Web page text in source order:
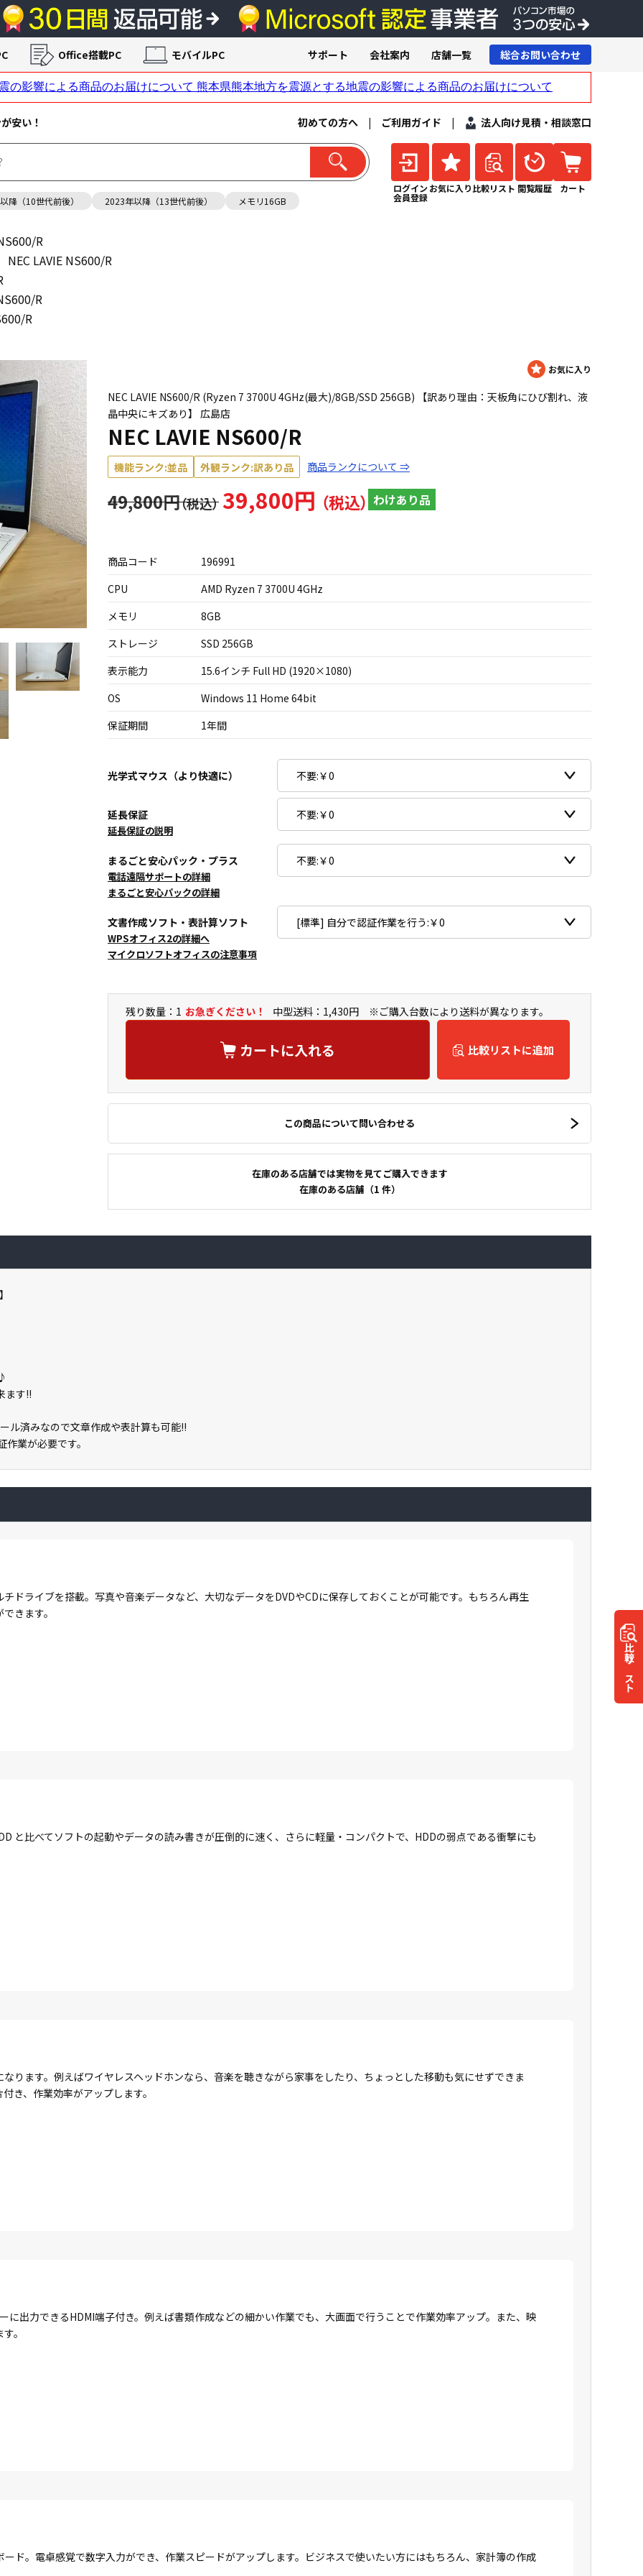
安い！ 初めての方へ | ご利用ガイド | 法人向け見積・相談窓口
降（10世代前後） 2023年以降（13世代前後） メモリ16GB
ログイン
会員登録
お気に入り 比較リスト 閲覧履歴 カート
Office搭載PC モバイルPC サポート 会社案内 店舗一覧 総合お問い合わせ
R
NEC LAVIE NS600/R
R
R
NEC LAVIE NS600/R (Ryzen 7 3700U 4GHz(最大)/8GB/SSD 256GB) 【訳あり理由：天板角にひび割れ、液
晶中央にキズあり】 広島店
NEC LAVIE NS600/R
機能ランク:並品 外観ランク:訳あり品 商品ランクについて ⇒
39,800円 わけあり品
49,800円
商品コード
196991
CPU
AMD Ryzen 7 3700U 4GHz
メモリ
8GB
ストレージ
SSD 256GB
表示能力
15.6インチ Full HD (1920×1080)
OS
Windows 11 Home 64bit
保証期間
1年間
光学式マウス（より快適に）
延長保証
延長保証の説明
まるごと安心パック・プラス
電話遠隔サポートの詳細
まるごと安心パックの詳細
文書作成ソフト・表計算ソフト
WPSオフィス2の詳細へ
マイクロソフトオフィスの注意事項
残り数量：1 お急ぎください！ 中型送料：1,430円 ※ご購入台数により送料が異なります。
カートに入れる 比較リストに追加
この商品について問い合わせる
在庫のある店舗では実物を見てご購入できます
在庫のある店舗（1 件）
比較
リスト
ます!!
ル済みなので文章作成や表計算も可能!!
業が必要です。
ドライブを搭載。写真や音楽データなど、大切なデータをDVDやCDに保存しておくことが可能です。もちろん再生
きます。
と比べてソフトの起動やデータの読み書きが圧倒的に速く、さらに軽量・コンパクトで、HDDの弱点である衝撃にも
ります。例えばワイヤレスヘッドホンなら、音楽を聴きながら家事をしたり、ちょっとした移動も気にせずできま
き、作業効率がアップします。
に出力できるHDMI端子付き。例えば書類作成などの細かい作業でも、大画面で行うことで作業効率アップ。また、映
。
ド。電卓感覚で数字入力ができ、作業スピードがアップします。ビジネスで使いたい方にはもちろん、家計簿の作成